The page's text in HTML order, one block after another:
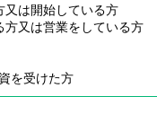
は開始している方
又は営業をしている方
を受けた方